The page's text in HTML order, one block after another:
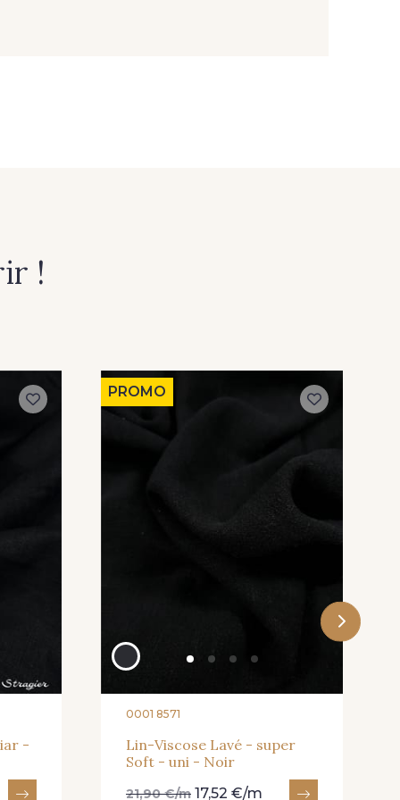
!
-
PROMO
0001 8571
Lin-Viscose Lavé - super
Soft - uni - Noir
21,90 €/m 17,52 €/m